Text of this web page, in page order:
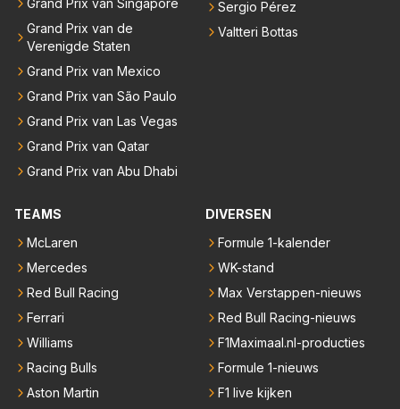
Grand Prix van Singapore
Grand Prix van de
Verenigde Staten
Grand Prix van Mexico
Grand Prix van São Paulo
Grand Prix van Las Vegas
Grand Prix van Qatar
Grand Prix van Abu Dhabi
Sergio Pérez
Valtteri Bottas
TEAMS
McLaren
Mercedes
Red Bull Racing
Ferrari
Williams
Racing Bulls
Aston Martin
DIVERSEN
Formule 1-kalender
WK-stand
Max Verstappen-nieuws
Red Bull Racing-nieuws
F1Maximaal.nl-producties
Formule 1-nieuws
F1 live kijken